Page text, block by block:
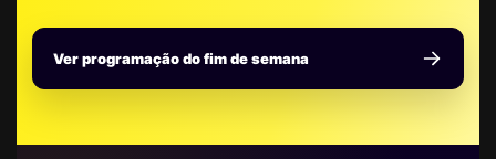
Ver programação do fim de semana